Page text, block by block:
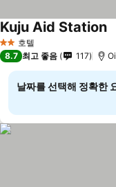
2 성급호텔
Kuju Aid Station
8.7 최고 좋음 117
날짜를 선택해 정확한